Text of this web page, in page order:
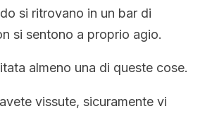
si ritrovano in un bar di
si sentono a proprio agio.
almeno una di queste cose.
vissute, sicuramente vi